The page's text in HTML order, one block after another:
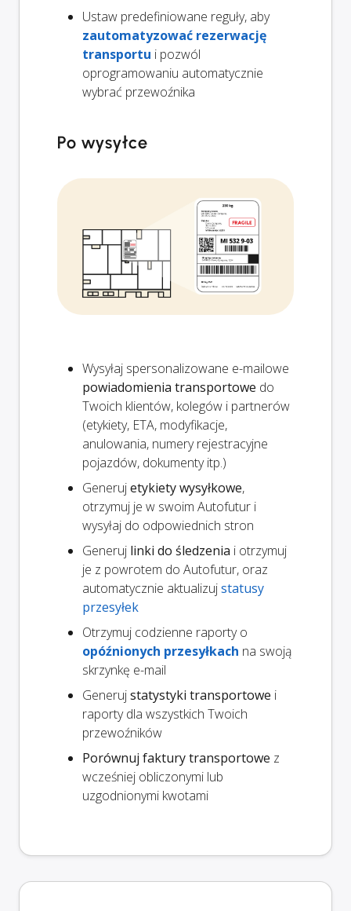
Ustaw predefiniowane reguły, aby
zautomatyzować rezerwację
transportu i pozwól
oprogramowaniu automatycznie
wybrać przewoźnika
Po wysyłce
Wysyłaj spersonalizowane e-mailowe
powiadomienia transportowe do
Twoich klientów, kolegów i partnerów
(etykiety, ETA, modyfikacje,
anulowania, numery rejestracyjne
pojazdów, dokumenty itp.)
Generujetykiety wysyłkowe,
otrzymuj je w swoim Autofutur i
wysyłaj do odpowiednich stron
Generuj linki do śledzenia i otrzymuj
je z powrotem do Autofutur, oraz
automatycznie aktualizujstatusy
przesyłek
Otrzymuj codzienne raporty o
opóźnionych przesyłkach na swoją
skrzynkę e-mail
Generujstatystyki transportowe i
raporty dla wszystkich Twoich
przewoźników
Porównuj faktury transportowe z
wcześniej obliczonymi lub
uzgodnionymi kwotami